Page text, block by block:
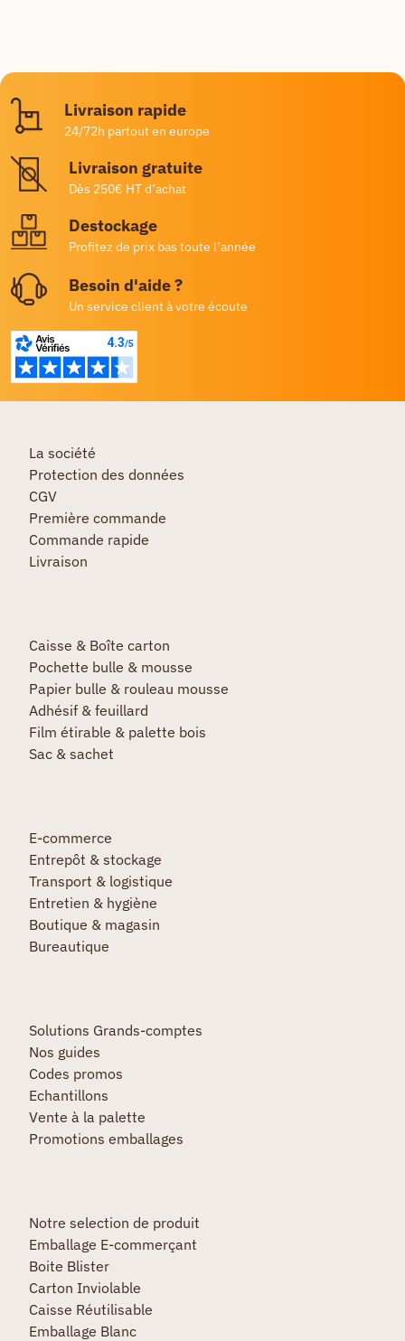
Livraison rapide
24/72h partout en europe
Livraison gratuite
Dès 250€ HT d’achat
Destockage
Profitez de prix bas toute l’année
Besoin d'aide ?
Un service client à votre écoute
La société
Protection des données
CGV
Première commande
Commande rapide
Livraison
Caisse & Boîte carton
Pochette bulle & mousse
Papier bulle & rouleau mousse
Adhésif & feuillard
Film étirable & palette bois
Sac & sachet
E-commerce
Entrepôt & stockage
Transport & logistique
Entretien & hygiène
Boutique & magasin
Bureautique
Solutions Grands-comptes
Nos guides
Codes promos
Echantillons
Vente à la palette
Promotions emballages
Notre selection de produit
Emballage E-commerçant
Boite Blister
Carton Inviolable
Caisse Réutilisable
Emballage Blanc